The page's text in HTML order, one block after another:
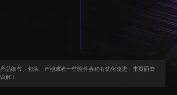
品细节、包装、产地或者一些附件会稍有优化改进，本页面资
解！